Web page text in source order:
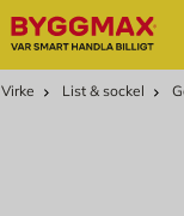
Virke List & sockel